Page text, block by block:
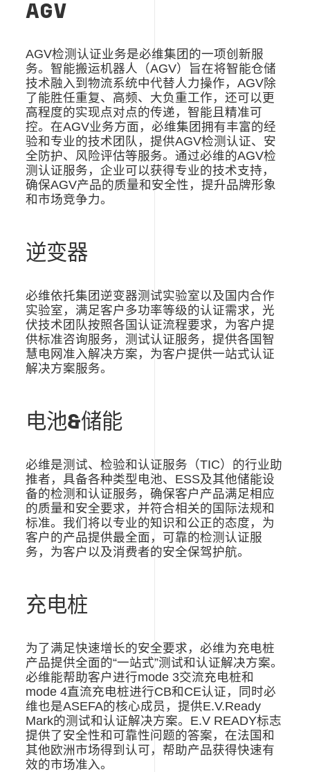
AGV
AGV检测认证业务是必维集团的一项创新服
务。智能搬运机器人（AGV）旨在将智能仓储
技术融入到物流系统中代替人力操作，AGV除
了能胜任重复、高频、大负重工作，还可以更
高程度的实现点对点的传递，智能且精准可
控。在AGV业务方面，必维集团拥有丰富的经
验和专业的技术团队，提供AGV检测认证、安
全防护、风险评估等服务。通过必维的AGV检
测认证服务，企业可以获得专业的技术支持，
确保AGV产品的质量和安全性，提升品牌形象
和市场竞争力。
逆变器
必维依托集团逆变器测试实验室以及国内合作
实验室，满足客户多功率等级的认证需求，光
伏技术团队按照各国认证流程要求，为客户提
供标准咨询服务，测试认证服务，提供各国智
慧电网准入解决方案，为客户提供一站式认证
解决方案服务。
电池&储能
必维是测试、检验和认证服务（TIC）的行业助
推者，具备各种类型电池、 ESS及其他储能设
备的检测和认证服务，确保客户产品满足相应
的质量和安全要求，并符合相关的国际法规和
标准。我们将以专业的知识和公正的态度，为
客户的产品提供最全面，可靠的检测认证服
务，为客户以及消费者的安全保驾护航。
充电桩
为了满足快速增长的安全要求，必维为充电桩
产品提供全面的“一站式”测试和认证解决方案。
必维能帮助客户进行mode 3交流充电桩和
mode 4直流充电桩进行CB和CE认证，同时必
维也是ASEFA的核心成员，提供E.V.Ready
Mark的测试和认证解决方案。 E.V READY标志
提供了安全性和可靠性问题的答案，在法国和
其他欧洲市场得到认可，帮助产品获得快速有
效的市场准入。